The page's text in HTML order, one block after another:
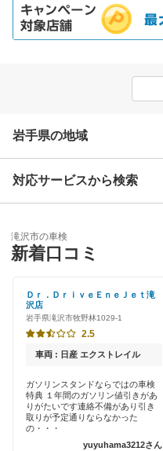
岩手県の地域
胆沢郡
岩手郡
大船渡市
北上市
対応サービスから検索
クレジットカードOK
土日祝OK
代車あり
引取り・納車あり
ハイブリッド車OK
EV車OK
滝沢市の車検
新着口コミ
Ｄｒ．ＤｒｉｖｅＥｎｅＪｅｔ滝
沢店
岩手県滝沢市牧野林1029-1
2.5
車両 : 日産 エクストレイル
ガソリンスタンドならではの車検
特典 １年間のガソリン値引きがあ
りがたいです連絡不備があり引き
取りが予定通りならなかった
の・・・
yuyuhama3212さん